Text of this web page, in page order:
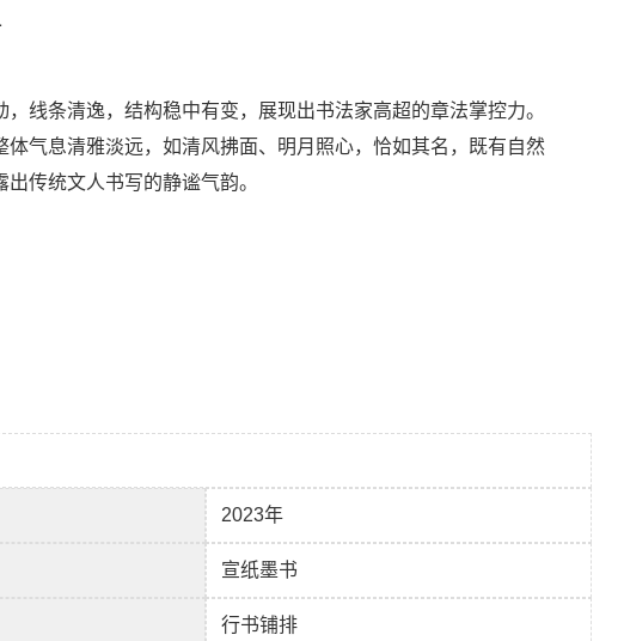
，线条清逸，结构稳中有变，展现出书法家高超的章法掌控力。
体气息清雅淡远，如清风拂面、明月照心，恰如其名，既有自然
传统文人书写的静谧气韵。
2023年
宣纸墨书
行书铺排